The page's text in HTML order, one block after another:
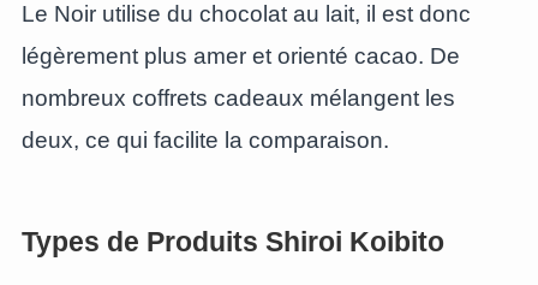
Le Noir utilise du chocolat au lait, il est donc
légèrement plus amer et orienté cacao. De
nombreux coffrets cadeaux mélangent les
deux, ce qui facilite la comparaison.
Types de Produits Shiroi Koibito